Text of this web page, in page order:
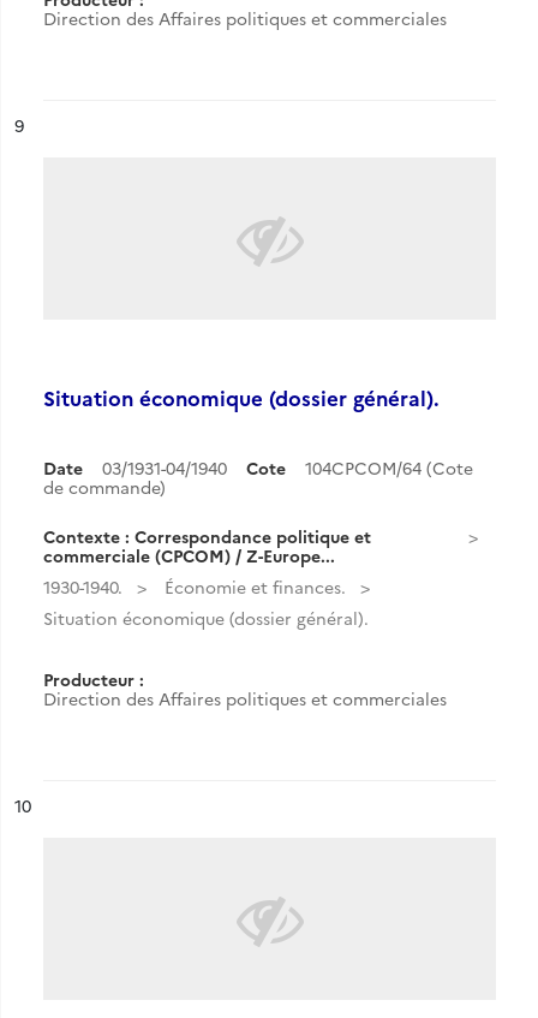
Direction des Affaires politiques et commerciales
n°
9
Situation économique (dossier général).
Date 03/1931-04/1940 Cote
104CPCOM/64 (Cote
de commande)
Contexte : Correspondance politique et
commerciale (CPCOM) / Z-Europe...
1930-1940.
Économie et finances.
Situation économique (dossier général).
Producteur :
Direction des Affaires politiques et commerciales
n°
10